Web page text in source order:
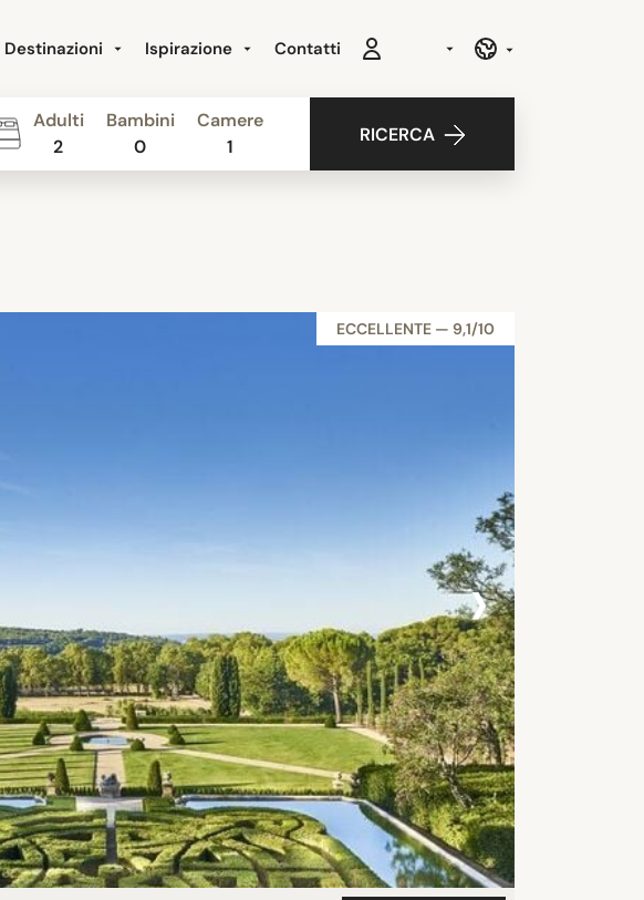
Destinazioni Ispirazione Contatti
Adulti
2
Bambini
0
Camere
1
RICERCA
ECCELLENTE — 9,1/10
›